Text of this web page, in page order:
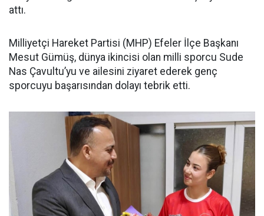
attı.
Milliyetçi Hareket Partisi (MHP) Efeler İlçe Başkanı
Mesut Gümüş, dünya ikincisi olan milli sporcu Sude
Nas Çavultu’yu ve ailesini ziyaret ederek genç
sporcuyu başarısından dolayı tebrik etti.